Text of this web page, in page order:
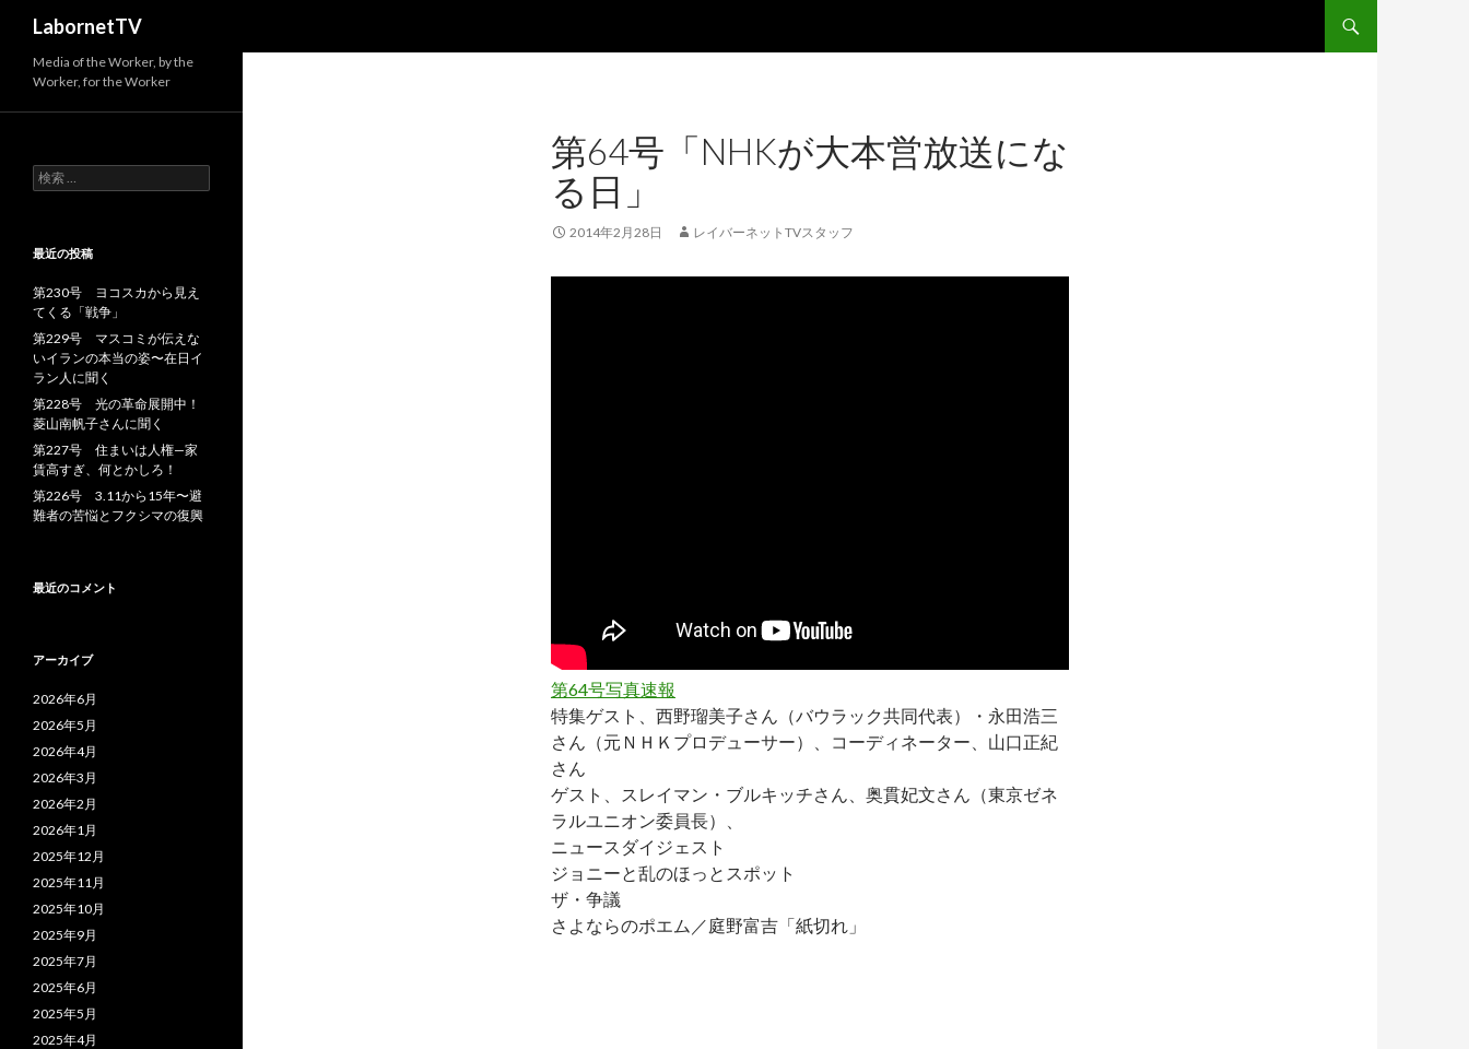
LabornetTV
第64号「NHKが大本営放送にな
る日」
2014年2月28日 レイバーネットTVスタッフ
第64号写真速報
特集ゲスト、西野瑠美子さん（バウラック共同代表）・永田浩三
さん（元ＮＨＫプロデューサー）、コーディネーター、山口正紀
さん
ゲスト、スレイマン・ブルキッチさん、奥貫妃文さん（東京ゼネ
ラルユニオン委員長）、
ニュースダイジェスト
ジョニーと乱のほっとスポット
ザ・争議
さよならのポエム／庭野富吉「紙切れ」
Media of the Worker, by the
Worker, for the Worker
検
索
最近の投稿
第230号 ヨコスカから見え
てくる「戦争」
第229号 マスコミが伝えな
いイランの本当の姿〜在日イ
ラン人に聞く
第228号 光の革命展開中！
菱山南帆子さんに聞く
第227号 住まいは人権—家
賃高すぎ、何とかしろ！
第226号 3.11から15年〜避
難者の苦悩とフクシマの復興
最近のコメント
アーカイブ
2026年6月
2026年5月
2026年4月
2026年3月
2026年2月
2026年1月
2025年12月
2025年11月
2025年10月
2025年9月
2025年7月
2025年6月
2025年5月
2025年4月